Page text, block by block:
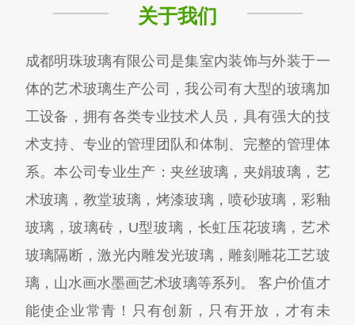
关于我们
成都明珠玻璃有限公司是集室内装饰与外装于一
体的艺术玻璃生产公司，我公司有大型的玻璃加
工设备，拥有各类专业技术人员，具有强大的技
术支持、专业的管理团队和体制、完整的管理体
系。本公司专业生产：夹丝玻璃，夹娟玻璃，艺
术玻璃，教堂玻璃，烤漆玻璃，喷砂玻璃，彩釉
玻璃，玻璃砖，U型玻璃，长虹压花玻璃，艺术
玻璃隔断，激光内雕发光玻璃，雕刻雕花工艺玻
璃，山水画水墨画艺术玻璃等系列。 客户价值才
能使企业常青！只有创新，只有开放，才有未